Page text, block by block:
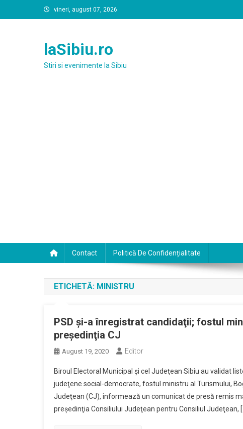
to
vineri, august 07, 2026
laSibiu.ro
Stiri si evenimente la Sibiu
Contact Politică De Confidențialitate
ETICHETĂ: MINISTRU
PSD şi-a înregistrat candidaţii; fostul
preşedinţia CJ
August 19, 2020 Editor
Biroul Electoral Municipal şi cel Judeţean Sibiu au validat
judeţene social-democrate, fostul ministru al Turismului,
Judeţean (CJ), informează un comunicat de presă remis
preşedinţia Consiliului Judeţean pentru Consiliul Judeţean,